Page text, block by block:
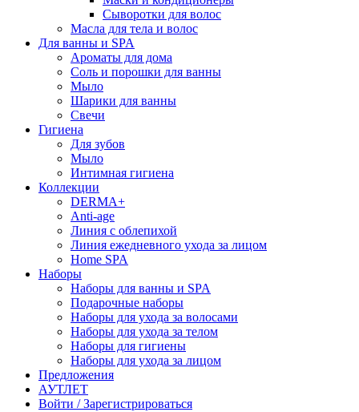
Сыворотки для волос
Масла для тела и волос
Для ванны и SPA
Ароматы для дома
Соль и порошки для ванны
Мыло
Шарики для ванны
Свечи
Гигиена
Для зубов
Мыло
Интимная гигиена
Коллекции
DERMA+
Anti-age
Линия с облепихой
Линия ежедневного ухода за лицом
Home SPA
Наборы
Наборы для ванны и SPA
Подарочные наборы
Наборы для ухода за волосами
Наборы для ухода за телом
Наборы для гигиены
Наборы для ухода за лицом
Предложения
АУТЛЕТ
Войти / Зарегистрироваться